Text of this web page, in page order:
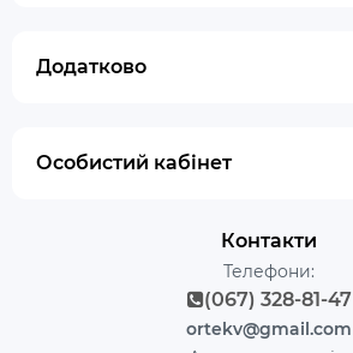
Додатково
Особистий кабінет
Контакти
Телефони:
(067) 328-81-47
ortekv@gmail.com